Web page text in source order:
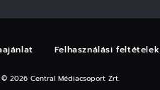
Felhasználási feltételek
2026 Central Médiacsoport Zrt.